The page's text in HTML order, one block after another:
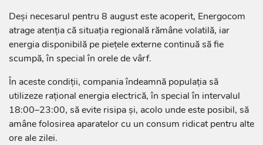
Deși necesarul pentru 8 august este acoperit, Energocom
atrage atenția că situația regională rămâne volatilă, iar
energia disponibilă pe piețele externe continuă să fie
scumpă, în special în orele de vârf.
În aceste condiții, compania îndeamnă populația să
utilizeze rațional energia electrică, în special în intervalul
18:00–23:00, să evite risipa și, acolo unde este posibil, să
amâne folosirea aparatelor cu un consum ridicat pentru alte
ore ale zilei.